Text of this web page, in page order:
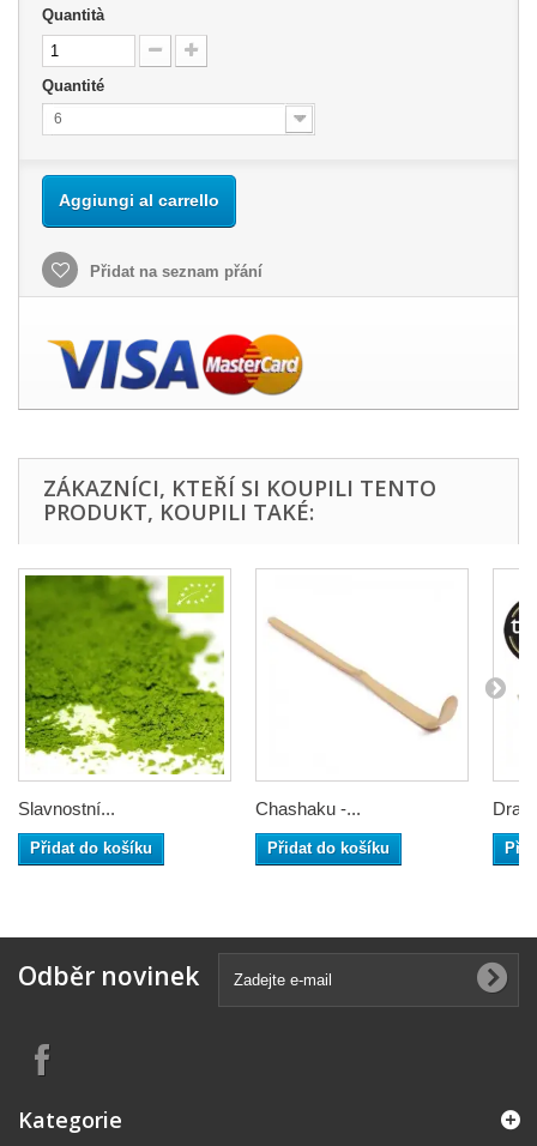
Quantità
Quantité
6
Aggiungi al carrello
Přidat na seznam přání
ZÁKAZNÍCI, KTEŘÍ SI KOUPILI TENTO
PRODUKT, KOUPILI TAKÉ:
Slavnostní...
Přidat do košíku
Chashaku -...
Přidat do košíku
Odběr novinek
Kategorie